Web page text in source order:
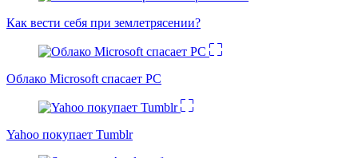
Как вести себя при землетрясении?
Облако Microsoft спасает PC
Yahoo покупает Tumblr